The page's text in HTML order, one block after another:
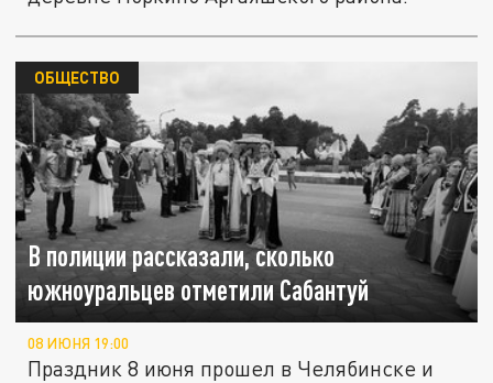
В полиции рассказали, сколько
южноуральцев отметили Сабантуй
ОБЩЕСТВО
08 ИЮНЯ 19:00
Праздник 8 июня прошел в Челябинске и